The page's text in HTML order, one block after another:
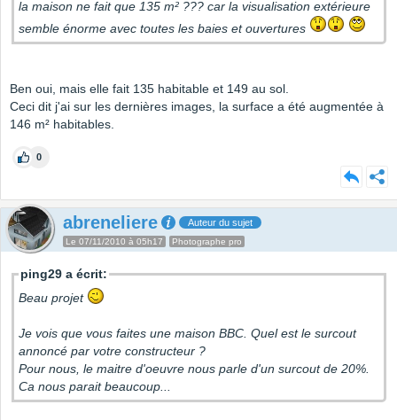
la maison ne fait que 135 m² ??? car la visualisation extérieure
semble énorme avec toutes les baies et ouvertures
Ben oui, mais elle fait 135 habitable et 149 au sol.
Ceci dit j'ai sur les dernières images, la surface a été augmentée à
146 m² habitables.
0
abreneliere Auteur du sujet
Le 07/11/2010 à 05h17 Photographe pro
ping29 a écrit:
Beau projet
Je vois que vous faites une maison BBC. Quel est le surcout
annoncé par votre constructeur ?
Pour nous, le maitre d'oeuvre nous parle d'un surcout de 20%.
Ca nous parait beaucoup...